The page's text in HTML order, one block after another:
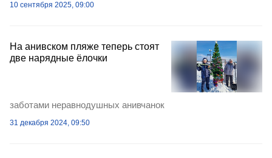
10 сентября 2025, 09:00
На анивском пляже теперь стоят
две нарядные ёлочки
заботами неравнодушных анивчанок
31 декабря 2024, 09:50